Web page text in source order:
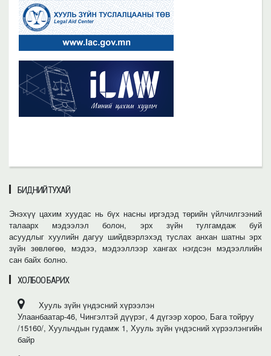
БИДНИЙ ТУХАЙ
Энэхүү цахим хуудас нь бүх насны иргэдэд төрийн үйлчилгээний
талаарх мэдээлэл болон, эрх зүйн тулгамдаж буй
асуудлыг хуулийн дагуу шийдвэрлэхэд туслах анхан шатны эрх
зүйн зөвлөгөө, мэдээ, мэдээллээр хангах нэгдсэн мэдээллийн
сан байх болно.
ХОЛБОО БАРИХ
Хууль зүйн үндэсний хүрээлэн
Улаанбаатар-46, Чингэлтэй дүүрэг, 4 дүгээр хороо, Бага тойруу
/15160/, Хуульчдын гудамж 1, Хууль зүйн үндэсний хүрээлэнгийн
байр